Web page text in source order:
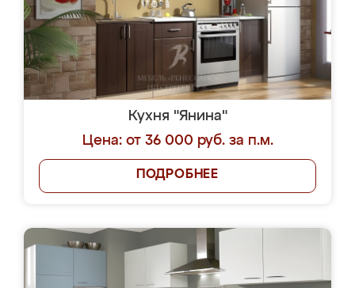
Кухня "Янина"
Цена: от 36 000 руб. за п.м.
ПОДРОБНЕЕ